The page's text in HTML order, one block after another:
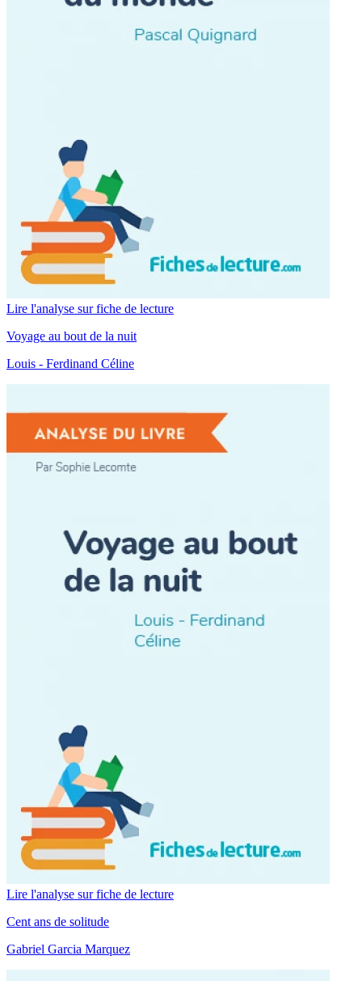
Lire l'analyse sur fiche de lecture
Voyage au bout de la nuit
Louis - Ferdinand Céline
Lire l'analyse sur fiche de lecture
Cent ans de solitude
Gabriel Garcia Marquez